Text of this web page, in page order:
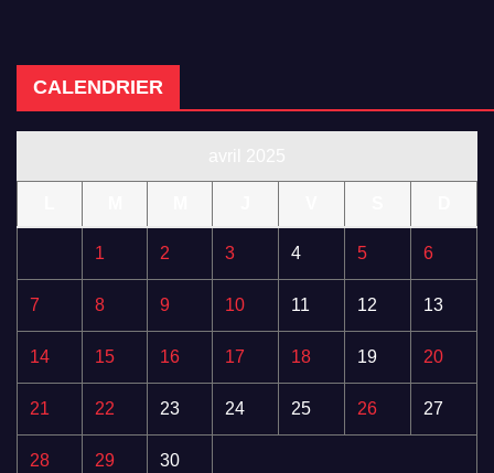
CALENDRIER
1 2 3 4 5 6
7 8 9 10 11 12 13
14 15 16 17 18 19 20
21 22 23 24 25 26 27
28 29 30